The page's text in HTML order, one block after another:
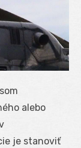
alebo
je stanoviť